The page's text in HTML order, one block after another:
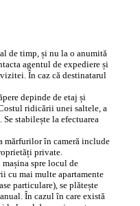
de timp, și nu la o anumită
agentul de expediere și
În caz că destinatarul
depinde de etaj și
ridicării unei saltele, a
stabilește la efectuarea
mărfurilor în cameră include
private.
spre locul de
cu mai multe apartamente
particulare), se plătește
În cazul în care există